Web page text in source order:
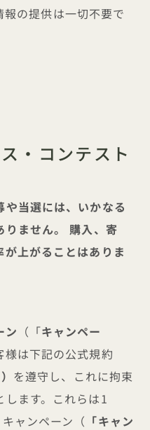
の提供は一切不要で
・コンテスト
当選には、いかなる
りません。 購入、寄
上がることはありま
ン （「キャンペー
は下記の公式規約
を遵守し、これに拘束
します。これらは1
ャンペーン（ 「キャン